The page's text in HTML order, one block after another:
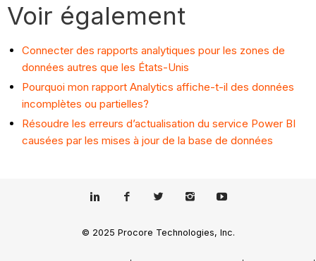
Voir également
Connecter des rapports analytiques pour les zones de
données autres que les États-Unis
Pourquoi mon rapport Analytics affiche-t-il des données
incomplètes ou partielles?
Résoudre les erreurs d’actualisation du service Power BI
causées par les mises à jour de la base de données
© 2025 Procore Technologies, Inc.